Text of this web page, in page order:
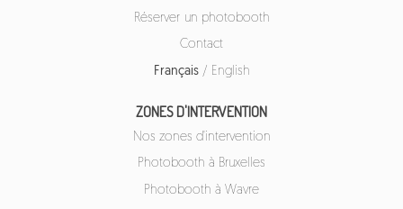
Réserver un photobooth
Contact
Français/ English
ZONES D'INTERVENTION
Nos zones d'intervention
Photobooth à Bruxelles
Photobooth à Wavre